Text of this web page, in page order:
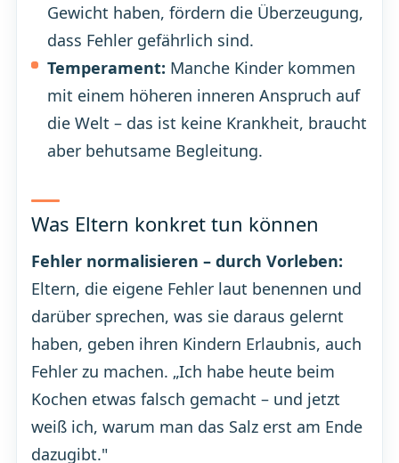
Gewicht haben, fördern die Überzeugung,
dass Fehler gefährlich sind.
Temperament: Manche Kinder kommen
mit einem höheren inneren Anspruch auf
die Welt – das ist keine Krankheit, braucht
aber behutsame Begleitung.
Was Eltern konkret tun können
Fehler normalisieren – durch Vorleben:
Eltern, die eigene Fehler laut benennen und
darüber sprechen, was sie daraus gelernt
haben, geben ihren Kindern Erlaubnis, auch
Fehler zu machen. „Ich habe heute beim
Kochen etwas falsch gemacht – und jetzt
weiß ich, warum man das Salz erst am Ende
dazugibt."